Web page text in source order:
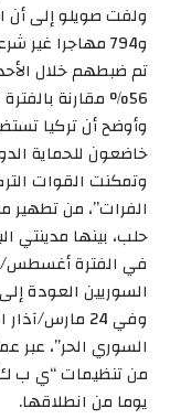
و794 مهاجرا
تم ضبطهم خلال
56% مقارنة بالفترة نفسها من العام الماضي.
خاضعون للحماية
وتمكنت القوات
الفرات”، من
حلب، بينها مدينتي
السوريين العودة
وفي 24
السوري الحر”، عبر
يوما من انطلاقها.